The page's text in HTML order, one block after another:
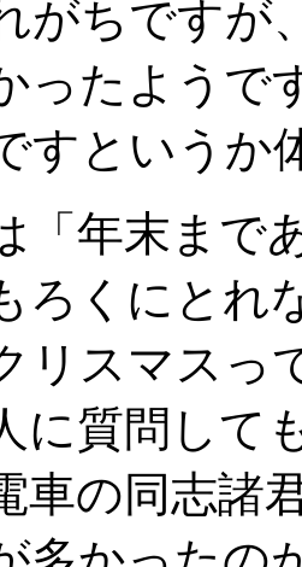
がちですが
ったようで
すというか
「年末まで
ろくにとれ
リスマスっ
に質問して
車の同志諸